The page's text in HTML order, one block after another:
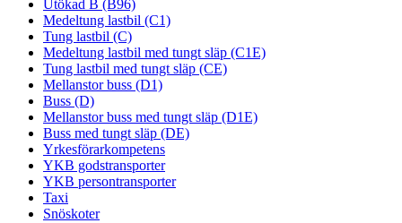
Utökad B (B96)
Medeltung lastbil (C1)
Tung lastbil (C)
Medeltung lastbil med tungt släp (C1E)
Tung lastbil med tungt släp (CE)
Mellanstor buss (D1)
Buss (D)
Mellanstor buss med tungt släp (D1E)
Buss med tungt släp (DE)
Yrkesförarkompetens
YKB godstransporter
YKB persontransporter
Taxi
Snöskoter